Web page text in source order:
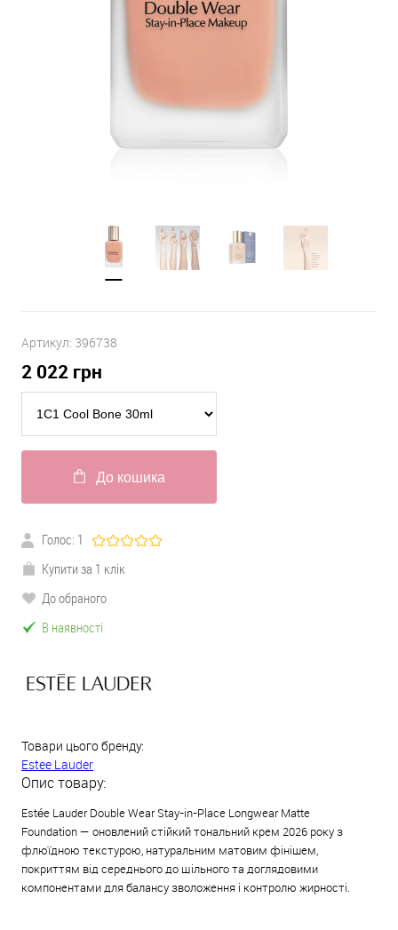
Артикул: 396738
2 022 грн
До кошика
Голос: 1
Купити за 1 клік
До обраного
В наявності
Товари цього бренду:
Estee Lauder
Опис товару:
Estée Lauder Double Wear Stay-in-Place Longwear Matte
Foundation — оновлений стійкий тональний крем 2026 року з
флюїдною текстурою, натуральним матовим фінішем,
покриттям від середнього до щільного та доглядовими
компонентами для балансу зволоження і контролю жирності.